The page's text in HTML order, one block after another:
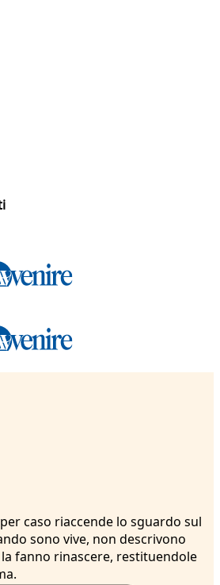
caso riaccende lo sguardo sul
sono vive, non descrivono
fanno rinascere, restituendole